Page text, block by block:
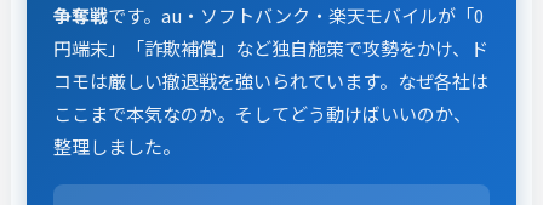
争奪戦です。au・ソフトバンク・楽天モバイルが「0
円端末」「詐欺補償」など独自施策で攻勢をかけ、ド
コモは厳しい撤退戦を強いられています。なぜ各社は
ここまで本気なのか。そしてどう動けばいいのか、
整理しました。